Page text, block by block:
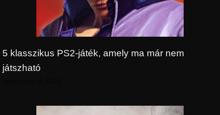
5 klasszikus PS2-játék, amely ma már nem
játszható